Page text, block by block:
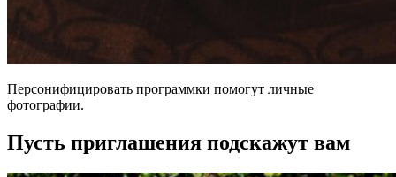
Персонифицировать программки помогут личные
фотографии.
Пусть приглашения подскажут вам